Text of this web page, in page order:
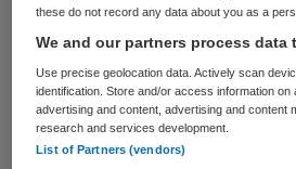
focus op samenwerking en
verbetering”, aldus UMCU.
Zij is opgeleid als
promoveerde op
these do not record any data about you as a
We and our partners process data
Use precise geolocation data. Actively scan
identification. Store and/or access information on
advertising and content, advertising and content
research and services development.
List of Partners (vendors)